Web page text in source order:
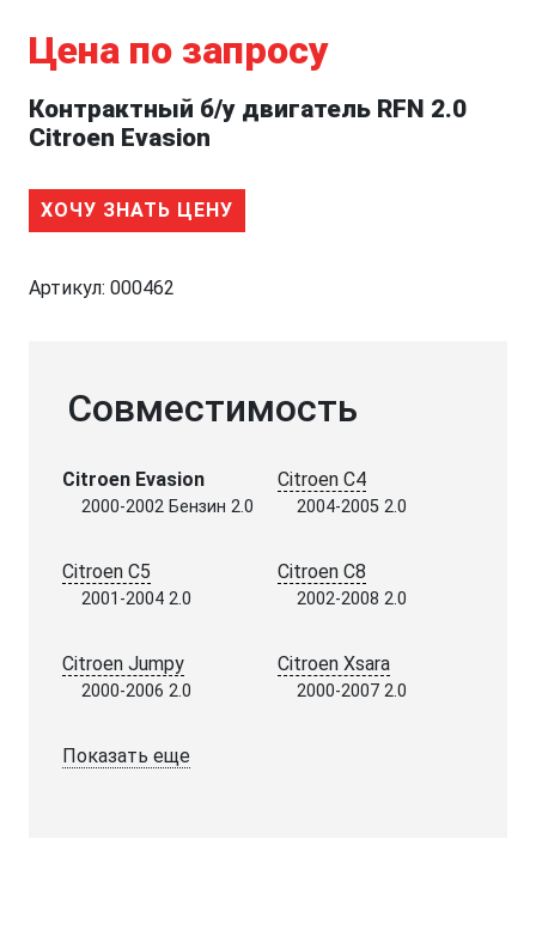
Цена по запросу
Контрактный б/у двигатель RFN 2.0
Citroen Evasion
ХОЧУ ЗНАТЬ ЦЕНУ
Артикул: 000462
Совместимость
Citroen Evasion
2000-2002 Бензин 2.0
Citroen C4
2004-2005 2.0
Citroen C5
2001-2004 2.0
Citroen C8
2002-2008 2.0
Citroen Jumpy
2000-2006 2.0
Citroen Xsara
2000-2007 2.0
Показать еще